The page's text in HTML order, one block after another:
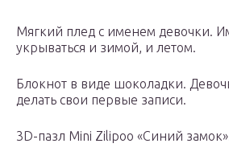
Мягкий плед с именем девочки.
укрываться и зимой, и летом.
Блокнот в виде шоколадки.
делать свои первые записи.
3D-пазл Mini Zilipoo «Синий